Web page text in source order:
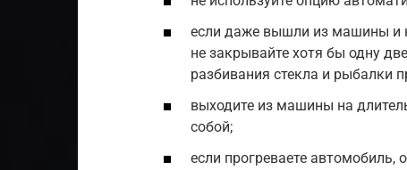
если даже вышли из машины и
не закрывайте хотя бы одну
разбивания стекла и рыбалки
выходите из машины на
собой;
если прогреваете автомобиль,